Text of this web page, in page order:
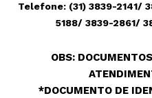
Telefone: (31) 3839-2141/
5188/ 3839-2861/
OBS:
*DOCUMENTO DE